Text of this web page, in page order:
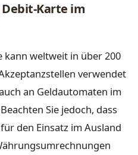
Debit-Karte im
kann weltweit in über 200
verwendet
an Geldautomaten im
Sie jedoch, dass
den Einsatz im Ausland